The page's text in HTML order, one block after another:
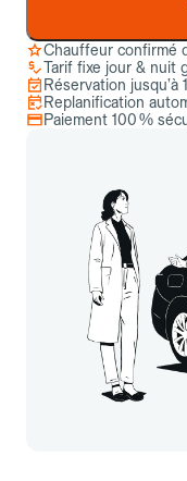
Chauffeur confirmé
Tarif fixe jour & nuit
Réservation jusqu’à
Replanification
Paiement 100 %